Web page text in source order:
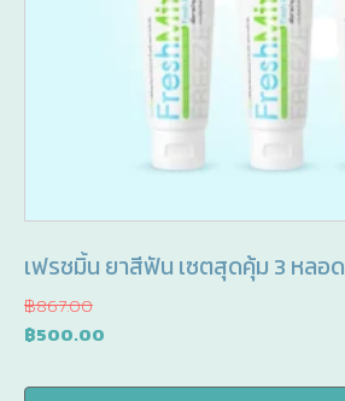
เฟรชมิ้น ยาสีฟัน เซตสุดคุ้ม 3 หลอด
฿867.00
Original
was:
฿500.00Current
is: